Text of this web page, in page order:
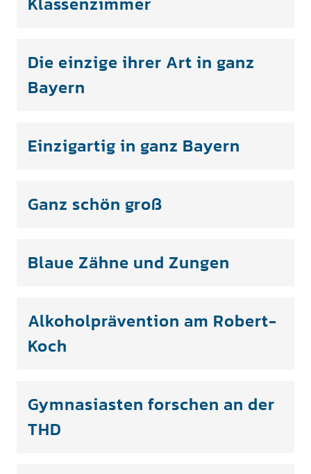
Die einzige ihrer Art in ganz
Bayern
Einzigartig in ganz Bayern
Ganz schön groß
Blaue Zähne und Zungen
Alkoholprävention am Robert-
Koch
Gymnasiasten forschen an der
THD